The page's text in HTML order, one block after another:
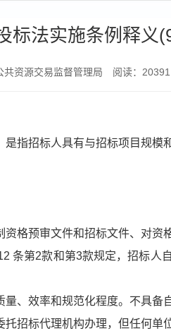
标法实施条例释义
共资源交易监督管理局 阅读： 20391
指招标人具有与招标项目规模
格预审文件和招标文件、对资
条第2款和第3款规定，招标人
、效率和规范化程度。不具备
招标代理机构办理，但任何单